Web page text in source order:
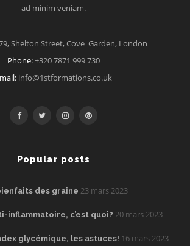
ad minim veniam.
Shelton Street, Cove Garden, London
Phone:+320 7871 999 730
info@1stformations.co.uk
Popular posts
des graine 23 mars 2023
inflammatoire, c’est quoi? 20 mars 2023
glycémique, les astuces! 16 mars 2023